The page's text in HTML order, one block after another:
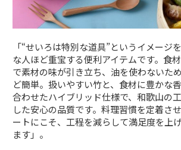
「“せいろは特別な道具”というイメージ
な人ほど重宝する便利アイテムです。食
で素材の味が引き立ち、油を使わないた
ど簡単。扱いやすい竹と、食材に豊かな
合わせたハイブリッド仕様で、和歌山の
した安心の品質です。料理習慣を定着さ
ートにこそ、工程を減らして満足度を上
ます」。